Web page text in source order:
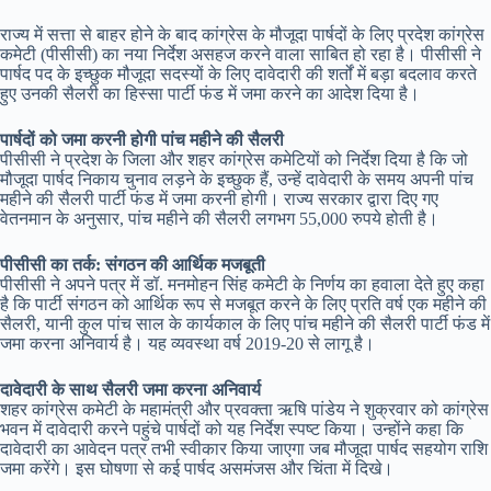
राज्य में सत्ता से बाहर होने के बाद कांग्रेस के मौजूदा पार्षदों के लिए प्रदेश कांग्रेस
कमेटी (पीसीसी) का नया निर्देश असहज करने वाला साबित हो रहा है। पीसीसी ने
पार्षद पद के इच्छुक मौजूदा सदस्यों के लिए दावेदारी की शर्तों में बड़ा बदलाव करते
हुए उनकी सैलरी का हिस्सा पार्टी फंड में जमा करने का आदेश दिया है।
पार्षदों को जमा करनी होगी पांच महीने की सैलरी
पीसीसी ने प्रदेश के जिला और शहर कांग्रेस कमेटियों को निर्देश दिया है कि जो
मौजूदा पार्षद निकाय चुनाव लड़ने के इच्छुक हैं, उन्हें दावेदारी के समय अपनी पांच
महीने की सैलरी पार्टी फंड में जमा करनी होगी। राज्य सरकार द्वारा दिए गए
वेतनमान के अनुसार, पांच महीने की सैलरी लगभग 55,000 रुपये होती है।
पीसीसी का तर्क: संगठन की आर्थिक मजबूती
पीसीसी ने अपने पत्र में डॉ. मनमोहन सिंह कमेटी के निर्णय का हवाला देते हुए कहा
है कि पार्टी संगठन को आर्थिक रूप से मजबूत करने के लिए प्रति वर्ष एक महीने की
सैलरी, यानी कुल पांच साल के कार्यकाल के लिए पांच महीने की सैलरी पार्टी फंड में
जमा करना अनिवार्य है। यह व्यवस्था वर्ष 2019-20 से लागू है।
दावेदारी के साथ सैलरी जमा करना अनिवार्य
शहर कांग्रेस कमेटी के महामंत्री और प्रवक्ता ऋषि पांडेय ने शुक्रवार को कांग्रेस
भवन में दावेदारी करने पहुंचे पार्षदों को यह निर्देश स्पष्ट किया। उन्होंने कहा कि
दावेदारी का आवेदन पत्र तभी स्वीकार किया जाएगा जब मौजूदा पार्षद सहयोग राशि
जमा करेंगे। इस घोषणा से कई पार्षद असमंजस और चिंता में दिखे।